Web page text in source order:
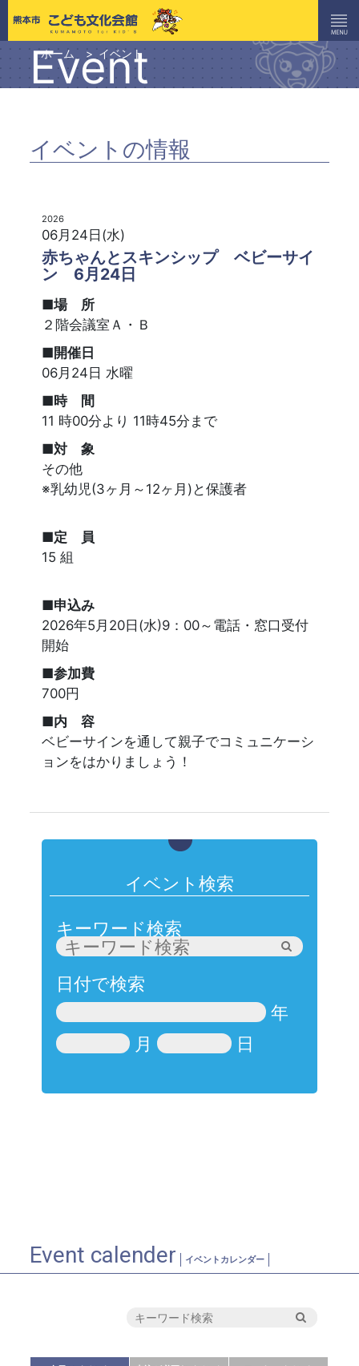
ホーム イベント
Event
イベントの情報
2026
06月24日(水)
赤ちゃんとスキンシップ ベビーサイ
ン 6月24日
■場 所
２階会議室Ａ・Ｂ
■開催日
06月24日 水曜
■時 間
11 時00分より 11時45分まで
■対 象
その他
※乳幼児(3ヶ月～12ヶ月)と保護者
■定 員
15 組
■申込み
2026年5月20日(水)9：00～電話・窓口受付
開始
■参加費
700円
■内 容
ベビーサインを通して親子でコミュニケーシ
ョンをはかりましょう！
イベント検索
キーワード検索
日付で検索
年
月
日
Event calender イベントカレンダー